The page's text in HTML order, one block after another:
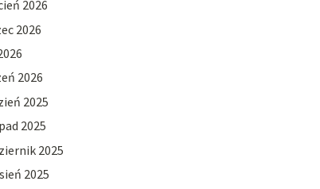
2026
2026
2026
2025
2025
2025
2025